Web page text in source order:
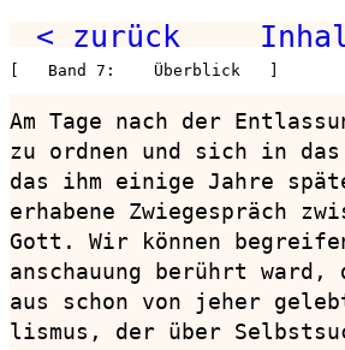
< zurück
[   Band 7:    Überblick   ]
Am Tage nach der
zu ordnen und sich in
das ihm einige Jahre
erhabene Zwiegespräch
Gott. Wir können
anschauung berührt
aus schon von jeher
lismus, der über